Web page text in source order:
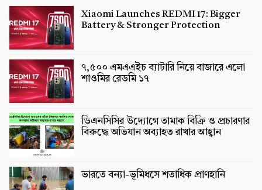
Xiaomi Launches REDMI 17: Bigger
Battery & Stronger Protection
৭,৫০০ এমএএইচ ব্যাটারি নিয়ে বাজারে এলো
শাওমির রেডমি ১৭
ডিএনসিসির উদ্যোগে তামাক বিক্রি ও প্রচারণার
বিরুদ্ধে অভিযান অব্যাহত রাখার আহ্বান
ভারতে বন্যা-ভূমিধসে শতাধিক প্রাণহানি